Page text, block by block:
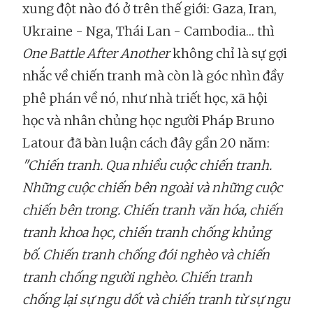
xung đột nào đó ở trên thế giới: Gaza, Iran,
Ukraine - Nga, Thái Lan - Cambodia… thì
One Battle After Anotherkhông chỉ là sự gợi
nhắc về chiến tranh mà còn là góc nhìn đầy
phê phán về nó, như nhà triết học, xã hội
học và nhân chủng học người Pháp Bruno
Latour đã bàn luận cách đây gần 20 năm:
"Chiến tranh. Qua nhiều cuộc chiến tranh.
Những cuộc chiến bên ngoài và những cuộc
chiến bên trong. Chiến tranh văn hóa, chiến
tranh khoa học, chiến tranh chống khủng
bố. Chiến tranh chống đói nghèo và chiến
tranh chống người nghèo. Chiến tranh
chống lại sự ngu dốt và chiến tranh từ sự ngu